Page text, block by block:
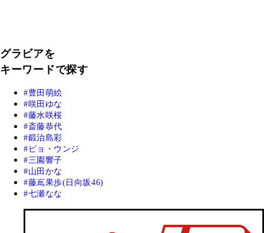
グラビアを
キーワードで探す
豊田萌絵
咲田ゆな
藤水咲桜
斎藤恭代
鍛治島彩
ピョ・ウンジ
三園響子
山田かな
藤嶌果歩(日向坂46)
七瀬なな